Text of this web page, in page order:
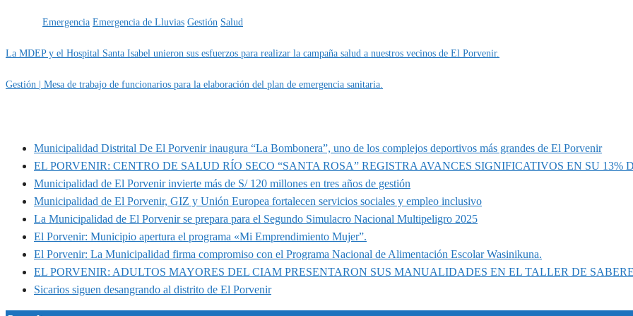
Emergencia Emergencia de Lluvias Gestión Salud
La MDEP y el Hospital Santa Isabel unieron sus esfuerzos para realizar la campaña salud a nuestros vecinos de El Porvenir.
Gestión | Mesa de trabajo de funcionarios para la elaboración del plan de emergencia sanitaria.
Municipalidad Distrital De El Porvenir inaugura “La Bombonera”, uno de los complejos deportivos más grandes de El Porvenir
EL PORVENIR: CENTRO DE SALUD RÍO SECO “SANTA ROSA” REGISTRA AVANCES SIGNIFICATIVOS EN SU 13%
Municipalidad de El Porvenir invierte más de S/ 120 millones en tres años de gestión
Municipalidad de El Porvenir, GIZ y Unión Europea fortalecen servicios sociales y empleo inclusivo
La Municipalidad de El Porvenir se prepara para el Segundo Simulacro Nacional Multipeligro 2025
El Porvenir: Municipio apertura el programa «Mi Emprendimiento Mujer”.
El Porvenir: La Municipalidad firma compromiso con el Programa Nacional de Alimentación Escolar Wasinikuna.
EL PORVENIR: ADULTOS MAYORES DEL CIAM PRESENTARON SUS MANUALIDADES EN EL TALLER DE
Sicarios siguen desangrando al distrito de El Porvenir